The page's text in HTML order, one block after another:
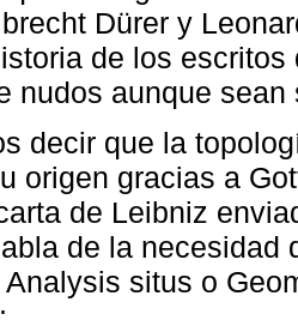
Dürer y
de los
nudos aunque
decir que la
origen gracias a
de Leibniz
de la necesidad
situs o